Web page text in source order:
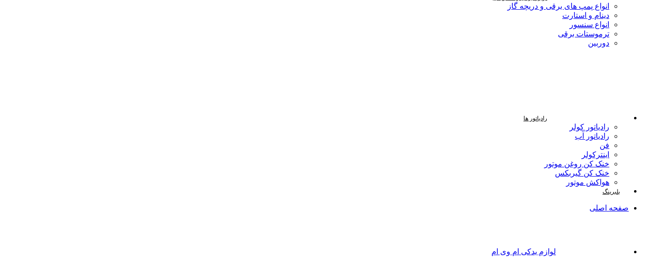
انواع پمپ های برقی و دریچه گاز
دینام و استارت
انواع سنسور
ترموستات برقی
دوربین
رادیاتور ها
رادیاتور کولر
رادیاتور آب
فن
اینترکولر
خنک کن روغن موتور
خنک کن گیربکس
هواکش موتور
بلبرینگ
صفحه اصلی
لوازم یدکی ام وی ام